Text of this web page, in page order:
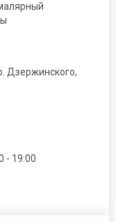
Дзержинского,
- 19:00